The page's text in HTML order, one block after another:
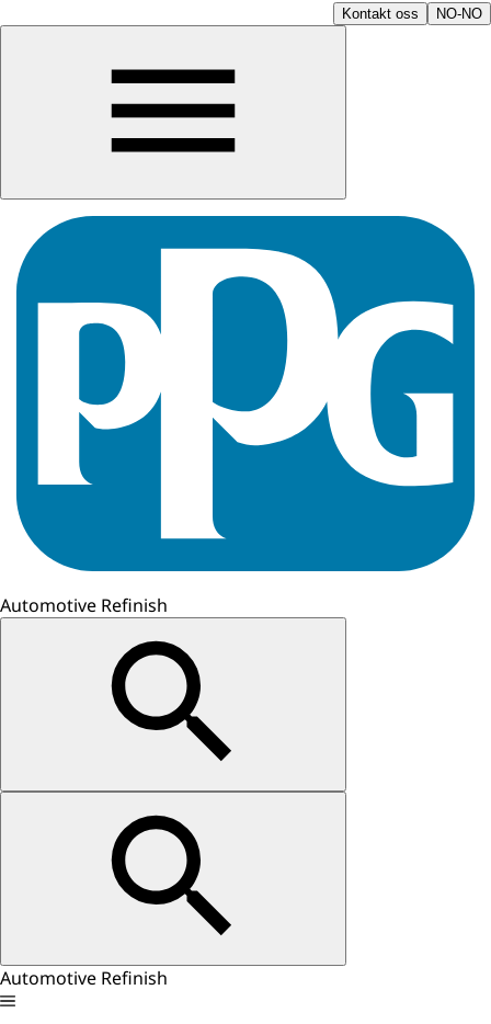
Kontakt oss NO-NO
Automotive Refinish
Automotive Refinish